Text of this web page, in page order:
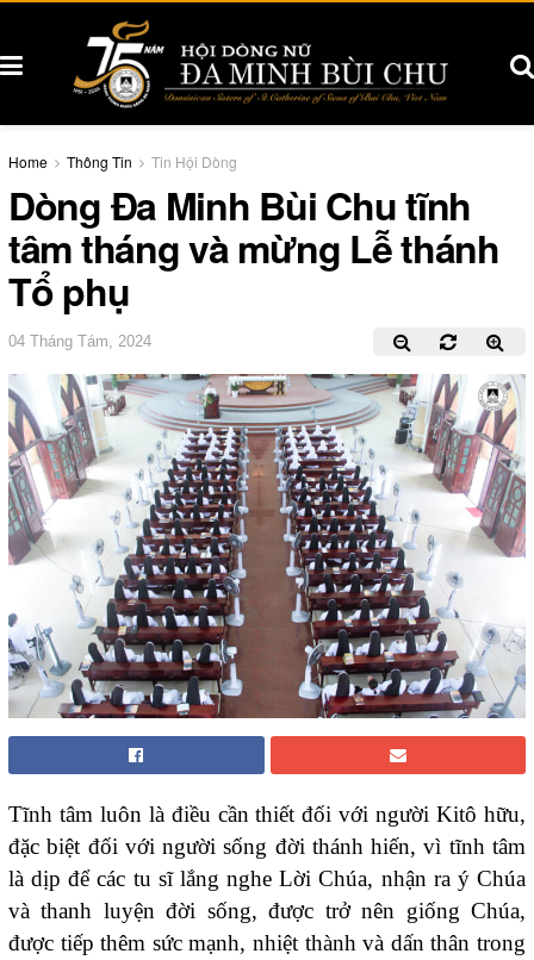
Home Thông Tin Tin Hội Dòng
Dòng Đa Minh Bùi Chu tĩnh
tâm tháng và mừng Lễ thánh
Tổ phụ
04 Tháng Tám, 2024
Tĩnh tâm luôn là điều cần thiết đối với người Kitô hữu,
đặc biệt đối với người sống đời thánh hiến, vì tĩnh tâm
là dịp để các tu sĩ lắng nghe Lời Chúa, nhận ra ý Chúa
và thanh luyện đời sống, được trở nên giống Chúa,
được tiếp thêm sức mạnh, nhiệt thành và dấn thân trong